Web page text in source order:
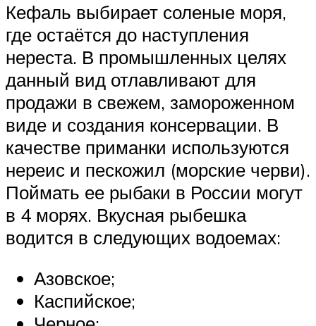
Кефаль выбирает соленые моря,
где остаётся до наступления
нереста. В промышленных целях
данный вид отлавливают для
продажи в свежем, замороженном
виде и создания консервации. В
качестве приманки используются
нереис и пескожил (морские черви).
Поймать ее рыбаки в России могут
в 4 морях. Вкусная рыбешка
водится в следующих водоемах:
Азовское;
Каспийское;